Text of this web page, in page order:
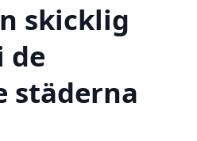
skicklig
de
städerna